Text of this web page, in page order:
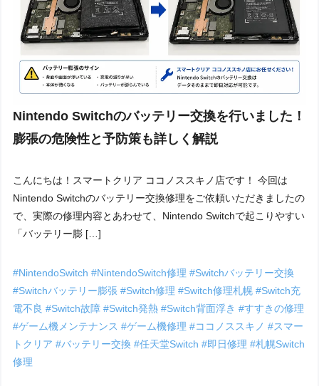
Nintendo Switchのバッテリー交換を行いました！
膨張の危険性と予防策も詳しく解説
こんにちは！スマートクリア ココノススキノ店です！ 今回は
Nintendo Switchのバッテリー交換修理をご依頼いただきましたの
で、実際の修理内容とあわせて、Nintendo Switchで起こりやすい
「バッテリー膨 […]
#NintendoSwitch#NintendoSwitch修理#Switchバッテリー交換
#Switchバッテリー膨張#Switch修理#Switch修理札幌#Switch充
電不良#Switch故障#Switch発熱#Switch背面浮き#すすきの修理
#ゲーム機メンテナンス#ゲーム機修理#ココノススキノ#スマー
トクリア#バッテリー交換#任天堂Switch#即日修理#札幌Switch
修理